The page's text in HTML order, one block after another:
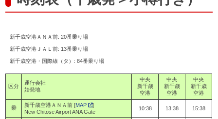
新千歳空港ＡＮＡ前: 20番乗り場
新千歳空港ＪＡＬ前: 13番乗り場
新千歳空港・国際線（タ）: 84番乗り場
区分
運行会社
始発地
中央
新千歳
空港
中央
新千歳
空港
中央
新千歳
空港
乗 新千歳空港ＡＮＡ前 [MAP
]
New Chitose Airport ANA Gate
10:38 13:38 15:38